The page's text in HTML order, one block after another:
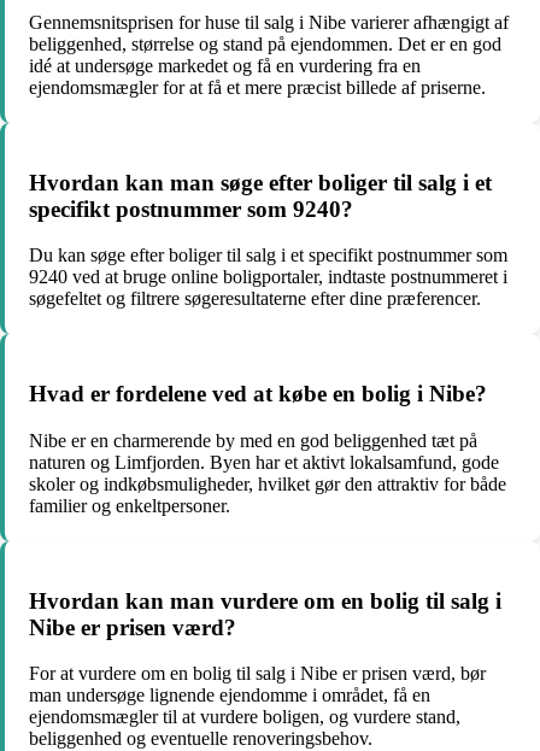
Gennemsnitsprisen for huse til salg i Nibe varierer afhængigt af
beliggenhed, størrelse og stand på ejendommen. Det er en god
idé at undersøge markedet og få en vurdering fra en
ejendomsmægler for at få et mere præcist billede af priserne.
Hvordan kan man søge efter boliger til salg i et
specifikt postnummer som 9240?
Du kan søge efter boliger til salg i et specifikt postnummer som
9240 ved at bruge online boligportaler, indtaste postnummeret i
søgefeltet og filtrere søgeresultaterne efter dine præferencer.
Hvad er fordelene ved at købe en bolig i Nibe?
Nibe er en charmerende by med en god beliggenhed tæt på
naturen og Limfjorden. Byen har et aktivt lokalsamfund, gode
skoler og indkøbsmuligheder, hvilket gør den attraktiv for både
familier og enkeltpersoner.
Hvordan kan man vurdere om en bolig til salg i
Nibe er prisen værd?
For at vurdere om en bolig til salg i Nibe er prisen værd, bør
man undersøge lignende ejendomme i området, få en
ejendomsmægler til at vurdere boligen, og vurdere stand,
beliggenhed og eventuelle renoveringsbehov.